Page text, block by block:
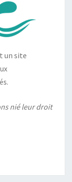
un site
nié leur droit